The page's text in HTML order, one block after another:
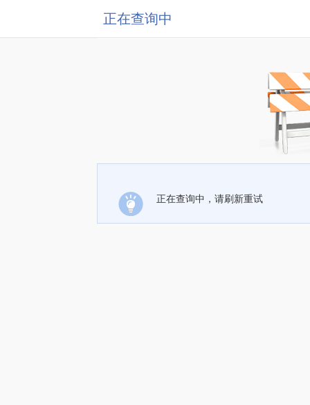
正在查询中
正在查询中，请刷新重试